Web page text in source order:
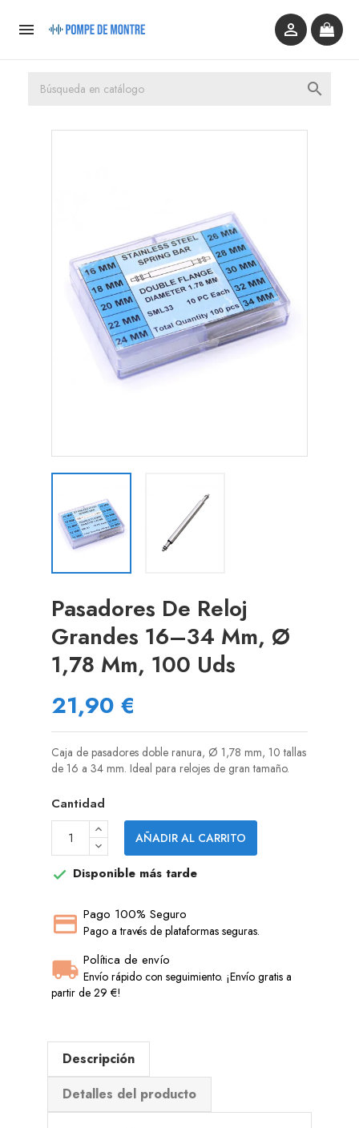
 

Pasadores De Reloj
Grandes 16–34 Mm, Ø
1,78 Mm, 100 Uds
21,90 €
Caja de pasadores doble ranura, Ø 1,78 mm, 10 tallas
de 16 a 34 mm. Ideal para relojes de gran tamaño.
Cantidad
AÑADIR AL CARRITO
 Disponible más tarde
Pago 100% Seguro
Pago a través de plataformas seguras.
Política de envío
Envío rápido con seguimiento. ¡Envío gratis a
partir de 29 €!
Descripción
Detalles del producto